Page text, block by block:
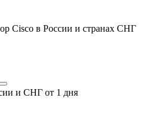
Cisco в России и странах СНГ
и СНГ от 1 дня